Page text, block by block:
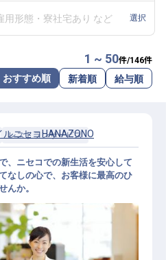
界情報コラム
職サポートに申し込む
用形態・寮社宅あり など 選択
1 ~ 50件/146件
おすすめ順 新着順 給与順
レストランサービス
ルニセコHANAZONO
、ニセコでの新生活を安心して
なしの心で、お客様に最高のひ
んか。